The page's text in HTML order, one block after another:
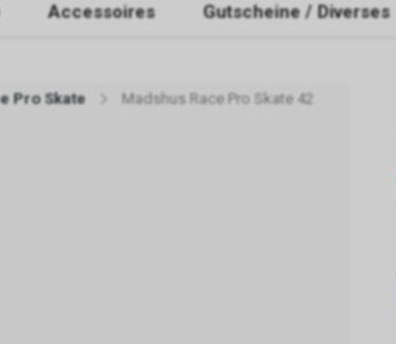
Accessoires Gutscheine / Diverses
Pro Skate Madshus Race Pro Skate 42